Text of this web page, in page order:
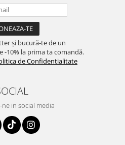
și bucură-te de un
-10% la prima ta comandă.
de Confidentialitate
ne in social media